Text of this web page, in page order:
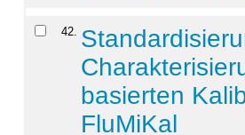
42.
basierten
FluMiKal